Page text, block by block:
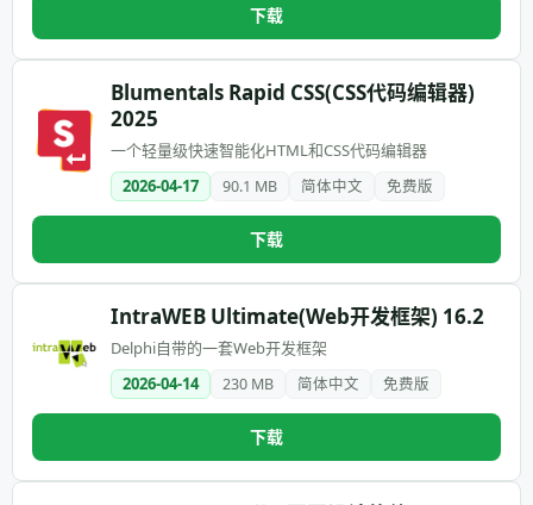
下载
Blumentals Rapid CSS(CSS代码编辑器)
2025
一个轻量级快速智能化HTML和CSS代码编辑器
2026-04-17
90.1 MB 简体中文 免费版
下载
IntraWEB Ultimate(Web开发框架) 16.2
Delphi自带的一套Web开发框架
2026-04-14
230 MB 简体中文 免费版
下载